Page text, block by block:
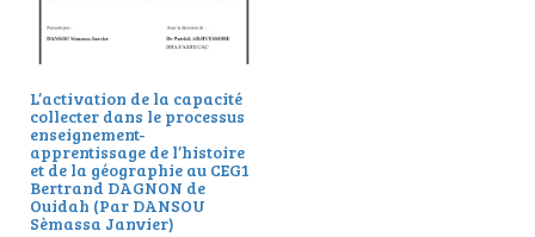
L’activation de la capacité
collecter dans le processus
enseignement-
apprentissage de l’histoire
et de la géographie au CEG1
Bertrand DAGNON de
Ouidah (Par DANSOU
Sèmassa Janvier)